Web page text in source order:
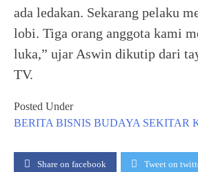
ada ledakan. Sekarang pelaku
lobi. Tiga orang anggota kami
luka,” ujar Aswin dikutip dari
TV.
Posted Under
BERITA BISNIS BUDAYA SEKITAR
Share on facebook Tweet on